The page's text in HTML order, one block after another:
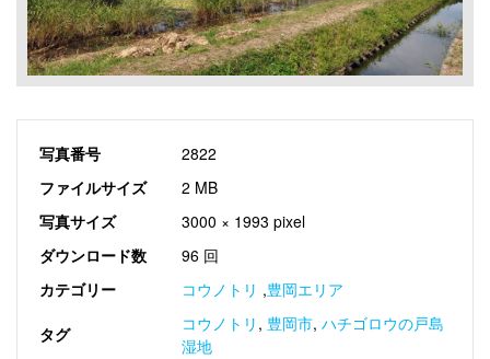
写真番号
2822
ファイルサイズ
2 MB
写真サイズ
3000 × 1993 pixel
ダウンロード数
96 回
カテゴリー
コウノトリ ,豊岡エリア
タグ コウノトリ , 豊岡市, ハチゴロウの戸島
湿地